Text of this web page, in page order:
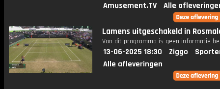
Amusement.TV
Alle
Lamens uitgeschakeld in
Van dit programma is geen informatie
13-06-2025 18:30 Ziggo
Alle afleveringen